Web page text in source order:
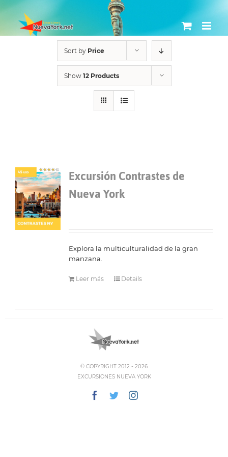
Skip
content
Sort by Price
Show 12 Products
Excursión Contrastes de
Nueva York
$45.00
Explora la multiculturalidad de la gran
manzana.
Leer más Details
© COPYRIGHT 2012 - 2026
EXCURSIONES NUEVA YORK
Facebook
TwitterInstagram